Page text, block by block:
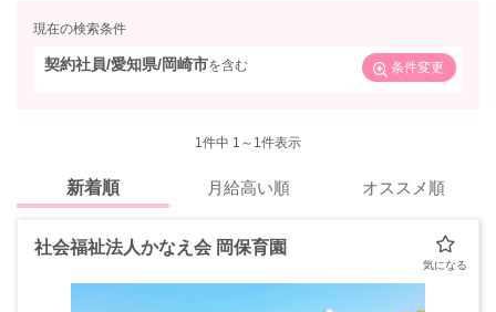
現在の検索条件
契約社員/愛知県/岡崎市を含む 条件変更
1件中 1～1件表示
新着順 月給高い順 オススメ順
社会福祉法人かなえ会 岡保育園